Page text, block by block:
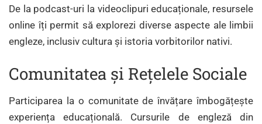
De la podcast-uri la videoclipuri educaționale, resursele
online îți permit să explorezi diverse aspecte ale limbii
engleze, inclusiv cultura și istoria vorbitorilor nativi.
Comunitatea și Rețelele Sociale
Participarea la o comunitate de învățare îmbogățește
experiența educațională. Cursurile de engleză din